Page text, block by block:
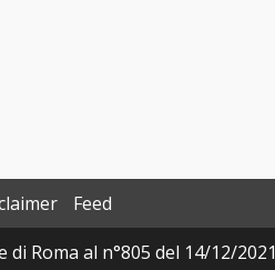
Feed
Roma al n°805 del 14/12/2021